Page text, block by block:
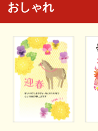
おしゃれ